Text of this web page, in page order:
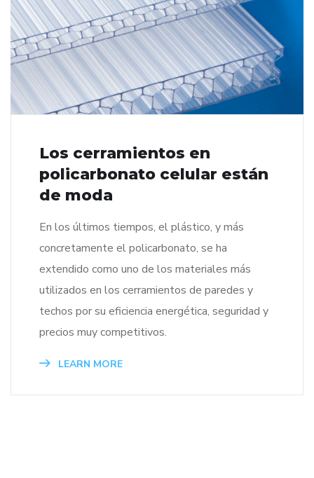
Los cerramientos en
policarbonato celular están
de moda
En los últimos tiempos, el plástico, y más
concretamente el policarbonato, se ha
extendido como uno de los materiales más
utilizados en los cerramientos de paredes y
techos por su eficiencia energética, seguridad y
precios muy competitivos.
LEARN MORE